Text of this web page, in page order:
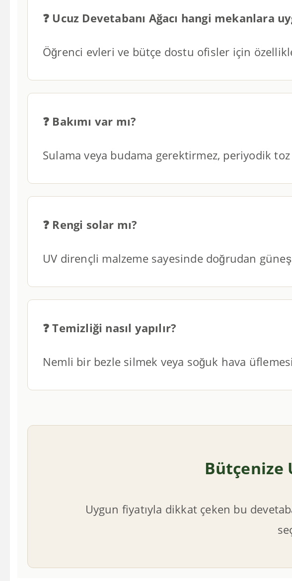
❓ Ucuz Devetabanı Ağacı hangi mekanlara
Öğrenci evleri ve bütçe dostu ofisler için
❓ Bakımı var mı?
Sulama veya budama gerektirmez, periyodik
❓ Rengi solar mı?
UV dirençli malzeme sayesinde doğrudan
❓ Temizliği nasıl yapılır?
Nemli bir bezle silmek veya soğuk hava
Bütçenize
Uygun fiyatıyla dikkat çeken bu